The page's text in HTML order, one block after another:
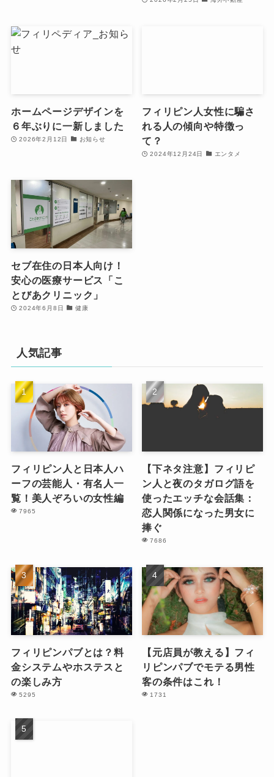
ホームページデザインを
６年ぶりに一新しました
2026年2月12日 お知らせ
フィリピン人女性に騙さ
れる人の傾向や特徴っ
て？
2024年12月24日 エンタメ
セブ在住の日本人向け！
安心の医療サービス「こ
とびあクリニック」
2024年6月8日 健康
人気記事
フィリピン人と日本人ハ
ーフの芸能人・有名人一
覧！美人ぞろいの女性編
7965
【下ネタ注意】フィリピ
ン人と夜のタガログ語を
使ったエッチな会話集：
恋人関係になった男女に
捧ぐ
7686
フィリピンパブとは？料
金システムやホステスと
の楽しみ方
5295
【元店員が教える】フィ
リピンパブでモテる男性
客の条件はこれ！
1731